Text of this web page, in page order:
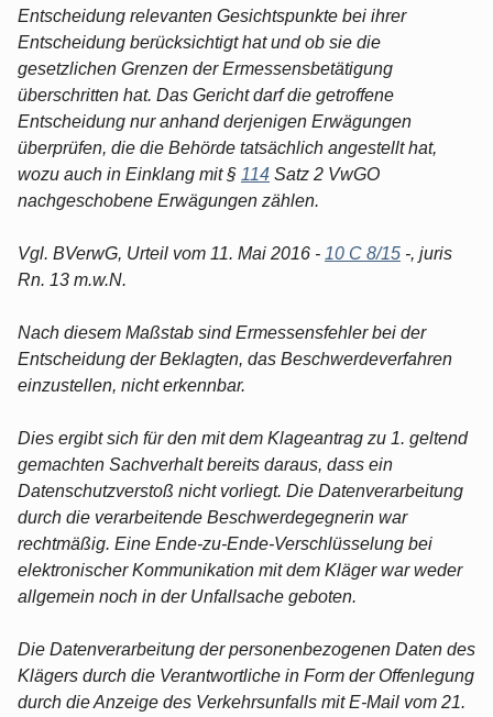
Entscheidung relevanten Gesichtspunkte bei ihrer
Entscheidung berücksichtigt hat und ob sie die
gesetzlichen Grenzen der Ermessensbetätigung
überschritten hat. Das Gericht darf die getroffene
Entscheidung nur anhand derjenigen Erwägungen
überprüfen, die die Behörde tatsächlich angestellt hat,
wozu auch in Einklang mit § 114 Satz 2 VwGO
nachgeschobene Erwägungen zählen.
Vgl. BVerwG, Urteil vom 11. Mai 2016 - 10 C 8/15 -, juris
Rn. 13 m.w.N.
Nach diesem Maßstab sind Ermessensfehler bei der
Entscheidung der Beklagten, das Beschwerdeverfahren
einzustellen, nicht erkennbar.
Dies ergibt sich für den mit dem Klageantrag zu 1. geltend
gemachten Sachverhalt bereits daraus, dass ein
Datenschutzverstoß nicht vorliegt. Die Datenverarbeitung
durch die verarbeitende Beschwerdegegnerin war
rechtmäßig. Eine Ende-zu-Ende-Verschlüsselung bei
elektronischer Kommunikation mit dem Kläger war weder
allgemein noch in der Unfallsache geboten.
Die Datenverarbeitung der personenbezogenen Daten des
Klägers durch die Verantwortliche in Form der Offenlegung
durch die Anzeige des Verkehrsunfalls mit E-Mail vom 21.